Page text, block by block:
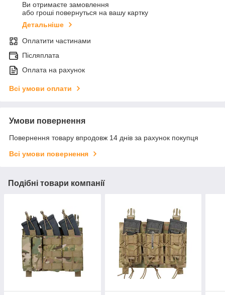
Ви отримаєте замовлення
або гроші повернуться на вашу картку
Детальніше
Оплатити частинами
Післяплата
Оплата на рахунок
Всі умови оплати
Умови повернення
Повернення товару впродовж 14 днів за рахунок покупця
Всі умови повернення
Подібні товари компанії